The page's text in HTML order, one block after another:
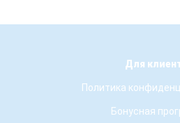
Для
Политика
Бонусная